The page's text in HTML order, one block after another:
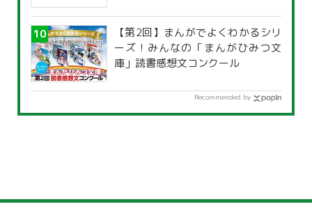
【第2回】まんがでよくわかるシリ
ーズ！みんなの「まんがひみつ文
庫」読書感想文コンクール
Recommended by